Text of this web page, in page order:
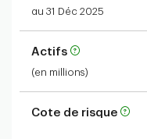
au 31 Déc 2025
Actifs
(en millions)
Cote de risque